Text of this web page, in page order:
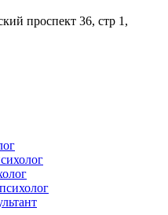
проспект 36, стр 1,